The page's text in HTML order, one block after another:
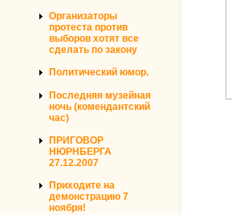
Организаторы
протеста против
выборов хотят все
сделать по закону
Политический юмор.
Последняя музейная
ночь (комендантский
час)
ПРИГОВОР
НЮРНБЕРГА
27.12.2007
Приходите на
демонстрацию 7
ноября!